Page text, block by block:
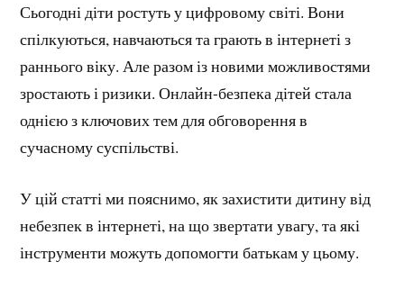
Сьогодні діти ростуть у цифровому світі. Вони
спілкуються, навчаються та грають в інтернеті з
раннього віку. Але разом із новими можливостями
зростають і ризики. Онлайн-безпека дітей стала
однією з ключових тем для обговорення в
сучасному суспільстві.
У цій статті ми пояснимо, як захистити дитину від
небезпек в інтернеті, на що звертати увагу, та які
інструменти можуть допомогти батькам у цьому.